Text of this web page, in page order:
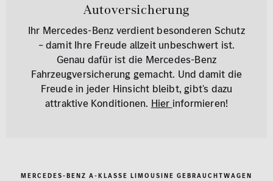
Autoversicherung
Ihr Mercedes-Benz verdient besonderen Schutz
– damit Ihre Freude allzeit unbeschwert ist.
Genau dafür ist die Mercedes-Benz
Fahrzeugversicherung gemacht. Und damit die
Freude in jeder Hinsicht bleibt, gibt's dazu
attraktive Konditionen. Hier informieren!
MERCEDES-BENZ A-KLASSE LIMOUSINE GEBRAUCHTWAGEN